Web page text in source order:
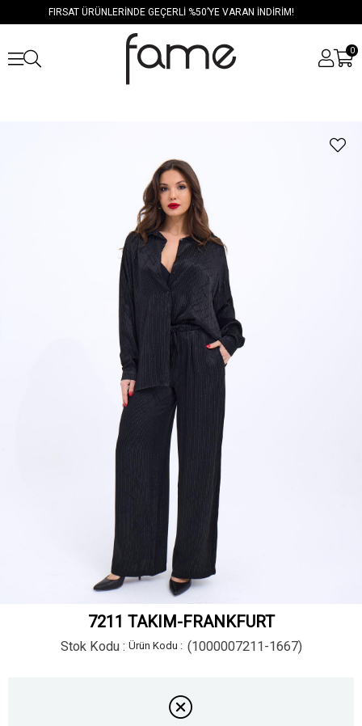
FIRSAT ÜRÜNLERİNDE GEÇERLİ %50’YE VARAN İNDİRİM!
0
7211 TAKIM-FRANKFURT
Stok Kodu (1000007211-1667)